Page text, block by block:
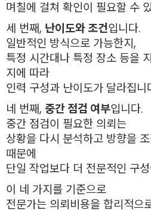
며칠에 걸쳐 확인이 필요할 수
세 번째, 난이도와 조건입니다.
일반적인 방식으로 가능한지,
특정 시간대나 특정 장소 등을
지에 따라
인력 구성과 난이도가 달라집니
네 번째, 중간 점검 여부입니다.
중간 점검이 필요한 의뢰는
상황을 다시 분석하고 방향을
때문에
단일 작업보다 더 전문적인 구
이 네 가지를 기준으로
전문가는 의뢰비용을 합리적으